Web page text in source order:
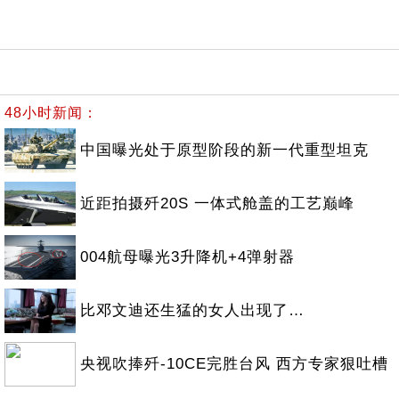
48小时新闻：
中国曝光处于原型阶段的新一代重型坦克
近距拍摄歼20S 一体式舱盖的工艺巅峰
004航母曝光3升降机+4弹射器
比邓文迪还生猛的女人出现了…
央视吹捧歼-10CE完胜台风 西方专家狠吐槽